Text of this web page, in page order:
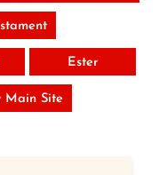
Ester
Main Site